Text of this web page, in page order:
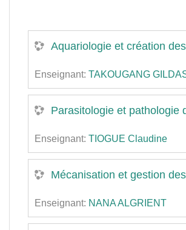
Aquariologie et création
Enseignant: TAKOUGANG
Parasitologie et pathologie
Enseignant: TIOGUE Claudine
Mécanisation et gestion
Enseignant: NANA ALGRIENT